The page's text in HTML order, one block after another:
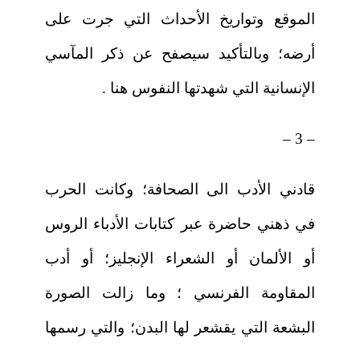
الموقع وتواريخ الأحداث التي جرت على
أرضه؛ وبالتأكيد سيصفح عن ذكر المآسي
الإنسانية التي شهدتها النفوس هنا .
– 3 –
قادني الأدب الى الصحافة؛ وكانت الحرب
في ذهني حاضرة عبر كتابات الأدباء الروس
أو الألمان أو الشعراء الإنجليز؛ أو أدب
المقاومة الفرنسي ؛ وما زالت الصورة
البشعة التي يقشعر لها البدن؛ والتي رسمها